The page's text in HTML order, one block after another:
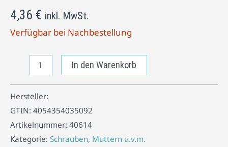
4,36 € inkl. MwSt.
Verfügbar bei Nachbestellung
In den Warenkorb
Hersteller:
GTIN: 4054354035092
Artikelnummer: 40614
Kategorie: Schrauben, Muttern u.v.m.